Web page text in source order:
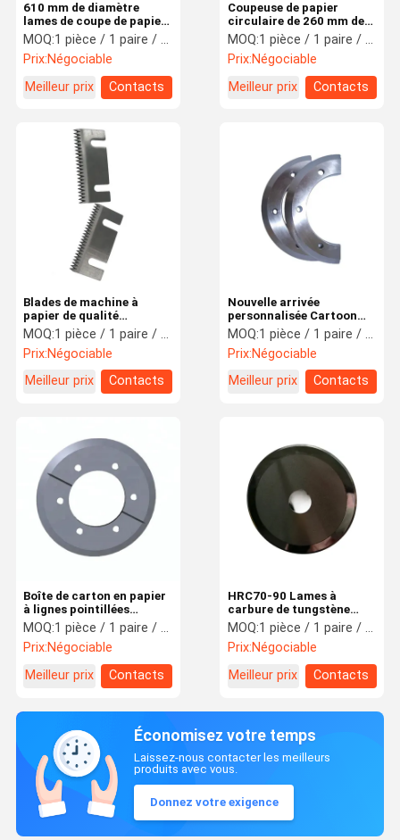
610 mm de diamètre
lames de coupe de papier
à tissus circulaires
MOQ:1 pièce / 1 paire / 1 jeu
Prix:Négociable
Meilleur prix
Contacts
Coupeuse de papier
circulaire de 260 mm de
diamètre lame outil de
coupe de tissu en cuir
industriel
MOQ:1 pièce / 1 paire / 1 jeu
Prix:Négociable
Meilleur prix
Contacts
Blades de machine à
papier de qualité
industrielle pour la
découpe de sacs Blades
de machine à découper la
lame Carton d'emballage
Le couteau à lame
MOQ:1 pièce / 1 paire / 1 jeu
Prix:Négociable
Meilleur prix
Contacts
Nouvelle arrivée
personnalisée Cartoon
Cut Out Board Cutter
Blade pour un usage
industriel
MOQ:1 pièce / 1 paire / 1 jeu
Prix:Négociable
Meilleur prix
Contacts
Boîte de carton en papier
à lignes pointillées
couteau à fente lame de
coupe ronde HSS
5Cr15MoV
MOQ:1 pièce / 1 paire / 1 jeu
Prix:Négociable
Meilleur prix
Contacts
HRC70-90 Lames à
carbure de tungstène
couteaux à fente rotatifs
lames de découpe de
papier ondulé
MOQ:1 pièce / 1 paire / 1 jeu
Prix:Négociable
Meilleur prix
Contacts
Économisez votre temps
Laissez-nous contacter les meilleurs
produits avec vous.
Donnez votre exigence